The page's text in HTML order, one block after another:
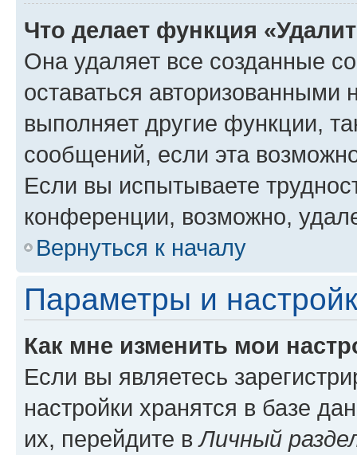
Что делает функция
Она удаляет все созданные
оставаться авторизованными
выполняет другие функции,
сообщений, если эта
Если вы испытываете
конференции, возможно,
Вернуться к началу
Параметры и
Как мне изменить мои
Если вы являетесь
настройки хранятся в базе
их, перейдите вЛичный